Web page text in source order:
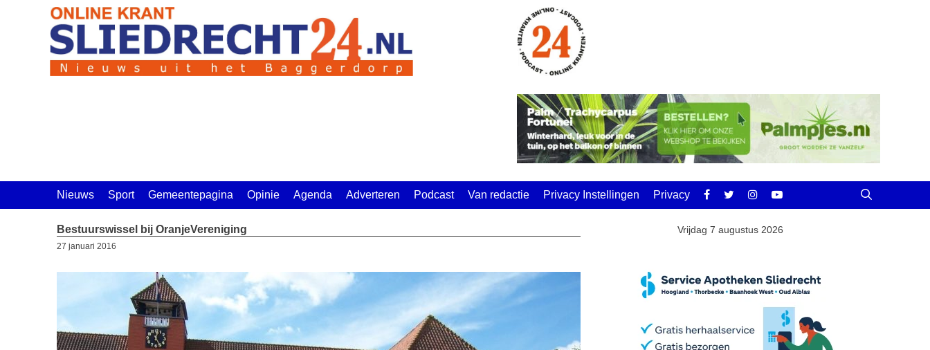
Nieuws Sport Gemeentepagina Opinie Agenda Adverteren Podcast Van redactie Privacy Instellingen Privacy
Bestuurswissel bij OranjeVereniging
27 januari 2016
Vrijdag 7 augustus 2026